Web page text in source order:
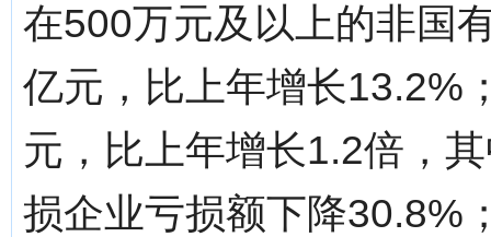
在500万元及以上的非国
亿元，比上年增长13.2%
元，比上年增长1.2倍，
损企业亏损额下降30.8%